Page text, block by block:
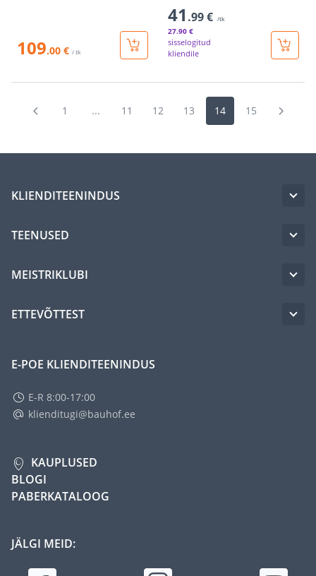
109.00 € / tk
41 .99 € /tk
27.90 €
sisselogitud
kliendile
1 ... 11 12 13 14 15
KLIENDITEENINDUS
TEENUSED
MEISTRIKLUBI
ETTEVÕTTEST
E-POE KLIENDITEENINDUS
E-R 8:00-17:00
klienditugi@bauhof.ee
KAUPLUSED
BLOGI
PABERKATALOOG
JÄLGI MEID: